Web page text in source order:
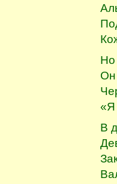
Но
Он
«Я
В